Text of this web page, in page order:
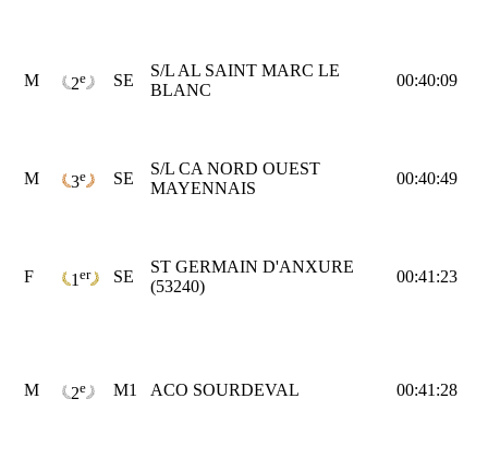
M 2e SE
S/L AL SAINT MARC LE
BLANC
00:40:09
M 3e SE
S/L CA NORD OUEST
MAYENNAIS
00:40:49
F 1 er SE
ST GERMAIN D'ANXURE
(53240)
00:41:23
M 2e M1 ACO SOURDEVAL 00:41:28